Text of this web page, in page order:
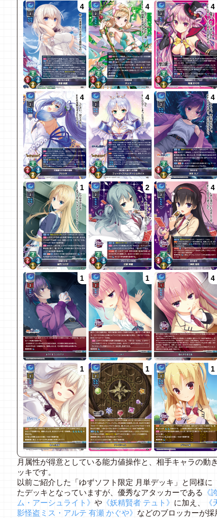
4 4 4
4 4 4
1 2 4
1 1 4
1 1 1
月属性が得意としている能力値操作と、相手キャラの動
ッキです。
以前ご紹介した「ゆずソフト限定 月単デッキ」と同様に
たデッキとなっていますが、優秀なアタッカーである
《
ム・アーシュライト》 や 《妖精賢者 テュト》 に加え、
影怪盗ミス・アルテ 有瀬 かぐや》 などのブロッカーが